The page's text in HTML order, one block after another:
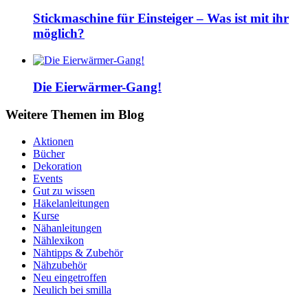
Stickmaschine für Einsteiger – Was ist mit ihr
möglich?
Die Eierwärmer-Gang!
Weitere Themen im Blog
Aktionen
Bücher
Dekoration
Events
Gut zu wissen
Häkelanleitungen
Kurse
Nähanleitungen
Nählexikon
Nähtipps & Zubehör
Nähzubehör
Neu eingetroffen
Neulich bei smilla